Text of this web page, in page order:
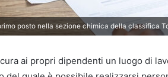
posto nella sezione chimica della classifica
ai propri dipendenti un luogo di